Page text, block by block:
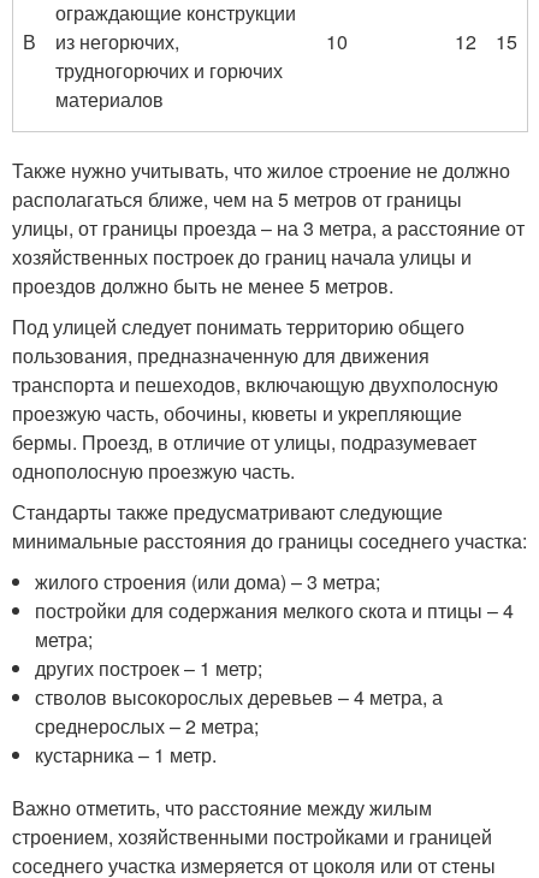
В
ограждающие конструкции
из негорючих,
трудногорючих и горючих
материалов
10 12 15
Также нужно учитывать, что жилое строение не должно
располагаться ближе, чем на 5 метров от границы
улицы, от границы проезда – на 3 метра, а расстояние от
хозяйственных построек до границ начала улицы и
проездов должно быть не менее 5 метров.
Под улицей следует понимать территорию общего
пользования, предназначенную для движения
транспорта и пешеходов, включающую двухполосную
проезжую часть, обочины, кюветы и укрепляющие
бермы. Проезд, в отличие от улицы, подразумевает
однополосную проезжую часть.
Стандарты также предусматривают следующие
минимальные расстояния до границы соседнего участка:
жилого строения (или дома) – 3 метра;
постройки для содержания мелкого скота и птицы – 4
метра;
других построек – 1 метр;
стволов высокорослых деревьев – 4 метра, а
среднерослых – 2 метра;
кустарника – 1 метр.
Важно отметить, что расстояние между жилым
строением, хозяйственными постройками и границей
соседнего участка измеряется от цоколя или от стены